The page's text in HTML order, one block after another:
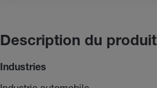
Description du produit
Industries